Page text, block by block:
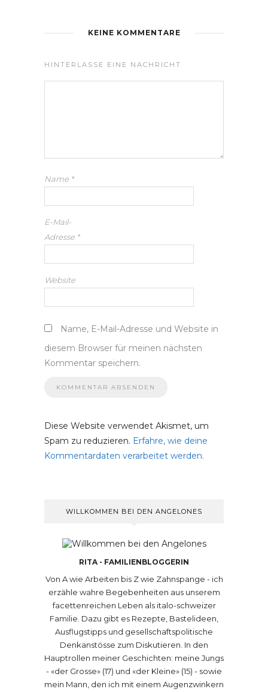
KEINE KOMMENTARE
HINTERLASSE EINE NACHRICHT
Name *
E-Mail-
Adresse *
Website
Name, E-Mail-Adresse und Website in
diesem Browser für meinen nächsten
Kommentar speichern.
Diese Website verwendet Akismet, um
Spam zu reduzieren. Erfahre, wie deine
Kommentardaten verarbeitet werden.
WILLKOMMEN BEI DEN ANGELONES
RITA - FAMILIENBLOGGERIN
Von A wie Arbeiten bis Z wie Zahnspange - ich
erzähle wahre Begebenheiten aus unserem
facettenreichen Leben als italo-schweizer
Familie. Dazu gibt es Rezepte, Bastelideen,
Ausflugstipps und gesellschaftspolitische
Denkanstösse zum Diskutieren. In den
Hauptrollen meiner Geschichten: meine Jungs
- «der Grosse» (17) und «der Kleine» (15) - sowie
mein Mann, den ich mit einem Augenzwinkern